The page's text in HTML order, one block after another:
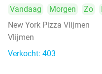
Vandaag Morgen Zo
New York Pizza Vlijmen
Vlijmen
Verkocht: 403